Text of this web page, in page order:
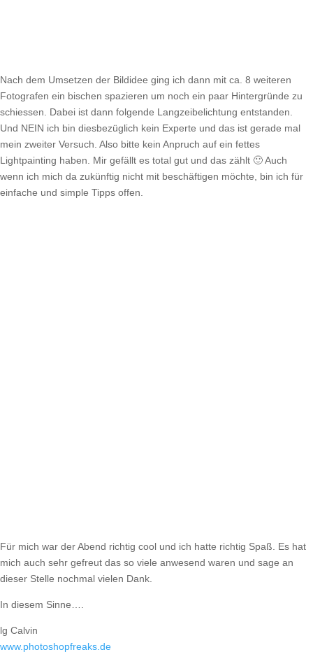
Nach dem Umsetzen der Bildidee ging ich dann mit ca. 8 weiteren
Fotografen ein bischen spazieren um noch ein paar Hintergründe zu
schiessen. Dabei ist dann folgende Langzeibelichtung entstanden.
Und NEIN ich bin diesbezüglich kein Experte und das ist gerade mal
mein zweiter Versuch. Also bitte kein Anpruch auf ein fettes
Lightpainting haben. Mir gefällt es total gut und das zählt 🙂 Auch
wenn ich mich da zukünftig nicht mit beschäftigen möchte, bin ich für
einfache und simple Tipps offen.
Für mich war der Abend richtig cool und ich hatte richtig Spaß. Es hat
mich auch sehr gefreut das so viele anwesend waren und sage an
dieser Stelle nochmal vielen Dank.
In diesem Sinne….
lg Calvin
www.photoshopfreaks.de